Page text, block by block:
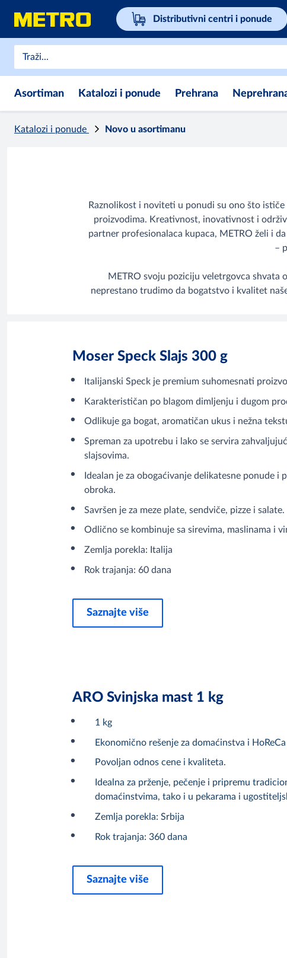
Distributivni centri i ponude
Asortiman Katalozi i ponude Prehrana
Katalozi i ponude Novo u asortimanu
Raznolikost i noviteti u ponudi su ono što
proizvodima. Kreativnost, inovativnost i
partner profesionalaca kupaca, METRO želi i
–
METRO svoju poziciju veletrgovca shvata
neprestano trudimo da bogatstvo i kvalitet
Moser Speck Slajs 300 g
Italijanski Speck je premium suhomesnati
Karakterističan po blagom dimljenju i dugom
Odlikuje ga bogat, aromatičan ukus i nežna
Spreman za upotrebu i lako se servira
slajsovima.
Idealan je za obogaćivanje delikatesne ponude i
obroka.
Savršen je za meze plate, sendviče, pizze i salate.
Odlično se kombinuje sa sirevima, maslinama i
Zemlja porekla: Italija
Rok trajanja: 60 dana
Saznajte više
ARO Svinjska mast 1 kg
1 kg
Ekonomično rešenje za domaćinstva i
Povoljan odnos cene i kvaliteta.
Idealna za prženje, pečenje i pripremu
domaćinstvima, tako i u pekarama i
Zemlja porekla: Srbija
Rok trajanja: 360 dana
Saznajte više